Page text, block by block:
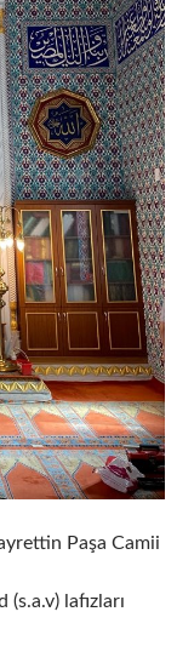
Paşa Camii
lafızları